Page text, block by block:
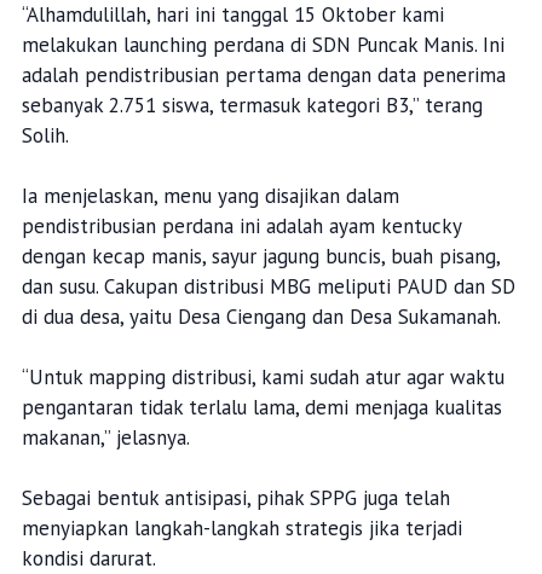
“Alhamdulillah, hari ini tanggal 15 Oktober kami
melakukan launching perdana di SDN Puncak Manis. Ini
adalah pendistribusian pertama dengan data penerima
sebanyak 2.751 siswa, termasuk kategori B3,” terang
Solih.
Ia menjelaskan, menu yang disajikan dalam
pendistribusian perdana ini adalah ayam kentucky
dengan kecap manis, sayur jagung buncis, buah pisang,
dan susu. Cakupan distribusi MBG meliputi PAUD dan SD
di dua desa, yaitu Desa Ciengang dan Desa Sukamanah.
“Untuk mapping distribusi, kami sudah atur agar waktu
pengantaran tidak terlalu lama, demi menjaga kualitas
makanan,” jelasnya.
Sebagai bentuk antisipasi, pihak SPPG juga telah
menyiapkan langkah-langkah strategis jika terjadi
kondisi darurat.